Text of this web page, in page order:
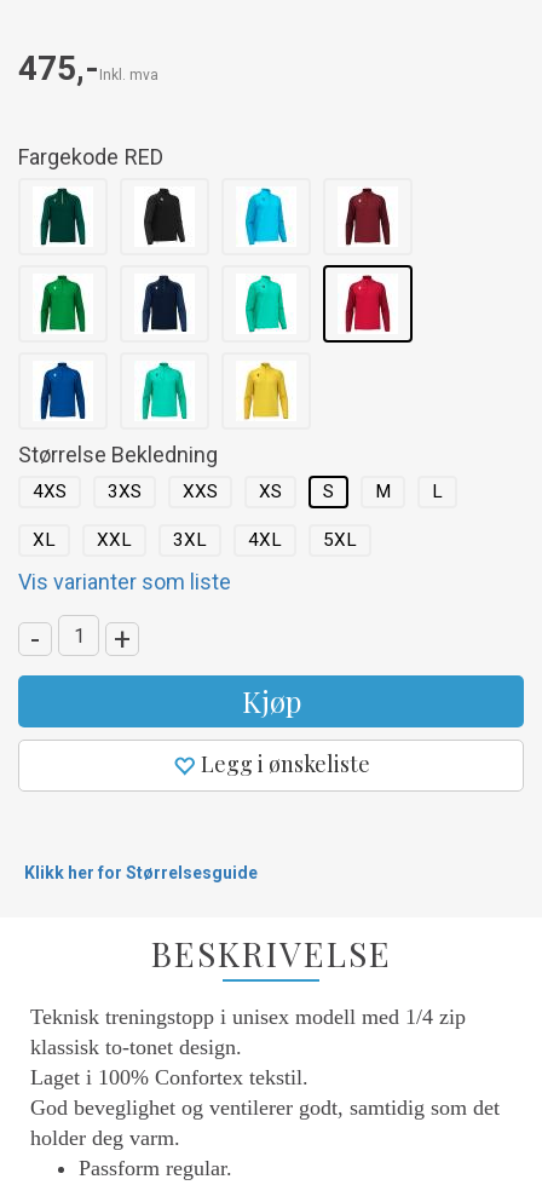
475,- Inkl. mva
Fargekode RED
Størrelse Bekledning
4XS 3XS XXS XS S M L
XL XXL 3XL 4XL 5XL
Vis varianter som liste
- +
Kjøp
Legg i ønskeliste
Klikk her for Størrelsesguide
BESKRIVELSE
Teknisk treningstopp i unisex modell med 1/4 zip
klassisk to-tonet design.
Laget i 100% Confortex tekstil.
God beveglighet og ventilerer godt, samtidig som det
holder deg varm.
Passform regular.